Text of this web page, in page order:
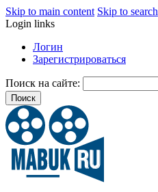
Skip to main content Skip to search
Login links
Логин
Зарегистрироваться
Поиск на сайте: